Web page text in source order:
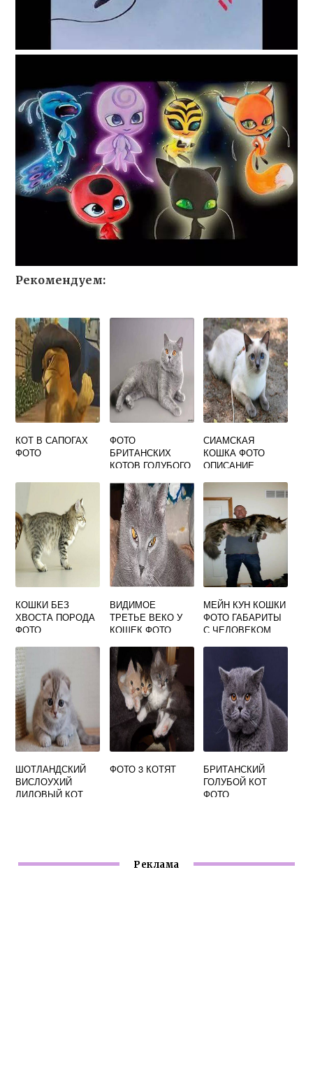
Рекомендуем:
КОТ В САПОГАХ
ФОТО
ФОТО
БРИТАНСКИХ
КОТОВ ГОЛУБОГО
СИАМСКАЯ
КОШКА ФОТО
ОПИСАНИЕ
КОШКИ БЕЗ
ХВОСТА ПОРОДА
ФОТО
ВИДИМОЕ
ТРЕТЬЕ ВЕКО У
КОШЕК ФОТО
МЕЙН КУН КОШКИ
ФОТО ГАБАРИТЫ
С ЧЕЛОВЕКОМ
ШОТЛАНДСКИЙ
ВИСЛОУХИЙ
ЛИЛОВЫЙ КОТ
ФОТО 3 КОТЯТ
БРИТАНСКИЙ
ГОЛУБОЙ КОТ
ФОТО
Реклама